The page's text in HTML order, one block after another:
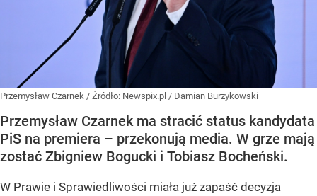
Przemysław Czarnek / Źródło: Newspix.pl / Damian Burzykowski
Przemysław Czarnek ma stracić status kandydata
PiS na premiera – przekonują media. W grze mają
zostać Zbigniew Bogucki i Tobiasz Bocheński.
W Prawie i Sprawiedliwości miała już zapaść decyzja